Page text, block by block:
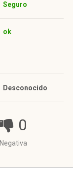
Seguro
ok
Desconocido
0
Negativa